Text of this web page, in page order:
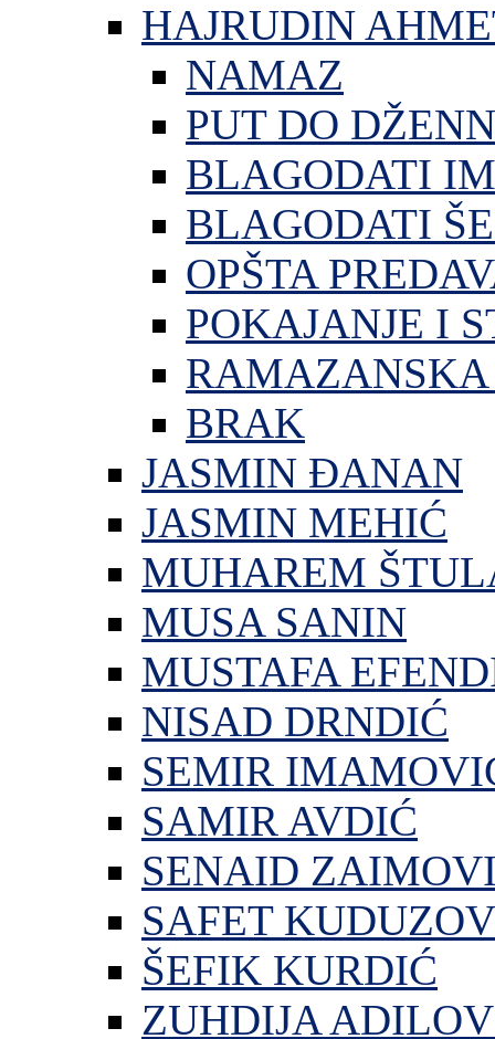
HAJRUDIN
NAMAZ
PUT DO
BLAGODATI
BLAGODATI
OPŠTA
POKAJANJE I
RAMAZANSKA
BRAK
JASMIN ĐANAN
JASMIN MEHIĆ
MUHAREM
MUSA SANIN
MUSTAFA
NISAD DRNDIĆ
SEMIR
SAMIR AVDIĆ
SENAID
SAFET
ŠEFIK KURDIĆ
ZUHDIJA